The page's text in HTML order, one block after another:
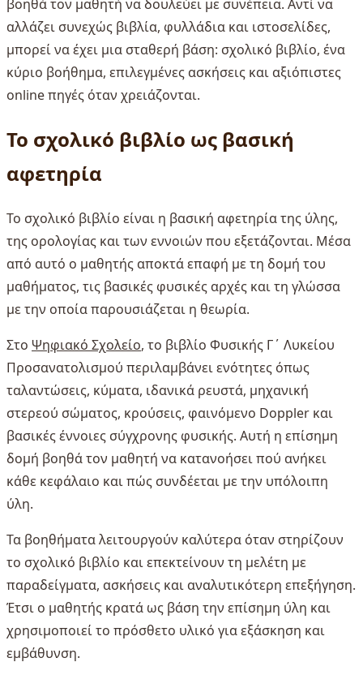
βοηθά τον μαθητή να δουλεύει με συνέπεια. Αντί να
αλλάζει συνεχώς βιβλία, φυλλάδια και ιστοσελίδες,
μπορεί να έχει μια σταθερή βάση: σχολικό βιβλίο, ένα
κύριο βοήθημα, επιλεγμένες ασκήσεις και αξιόπιστες
online πηγές όταν χρειάζονται.
Το σχολικό βιβλίο ως βασική
αφετηρία
Το σχολικό βιβλίο είναι η βασική αφετηρία της ύλης,
της ορολογίας και των εννοιών που εξετάζονται. Μέσα
από αυτό ο μαθητής αποκτά επαφή με τη δομή του
μαθήματος, τις βασικές φυσικές αρχές και τη γλώσσα
με την οποία παρουσιάζεται η θεωρία.
Στο Ψηφιακό Σχολείο, το βιβλίο Φυσικής Γ΄ Λυκείου
Προσανατολισμού περιλαμβάνει ενότητες όπως
ταλαντώσεις, κύματα, ιδανικά ρευστά, μηχανική
στερεού σώματος, κρούσεις, φαινόμενο Doppler και
βασικές έννοιες σύγχρονης φυσικής. Αυτή η επίσημη
δομή βοηθά τον μαθητή να κατανοήσει πού ανήκει
κάθε κεφάλαιο και πώς συνδέεται με την υπόλοιπη
ύλη.
Τα βοηθήματα λειτουργούν καλύτερα όταν στηρίζουν
το σχολικό βιβλίο και επεκτείνουν τη μελέτη με
παραδείγματα, ασκήσεις και αναλυτικότερη επεξήγηση.
Έτσι ο μαθητής κρατά ως βάση την επίσημη ύλη και
χρησιμοποιεί το πρόσθετο υλικό για εξάσκηση και
εμβάθυνση.